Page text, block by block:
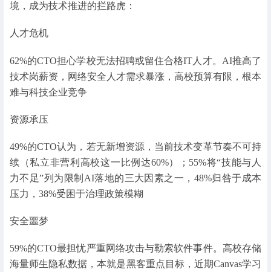
境，成为技术推进的拦路虎：
人才危机
62%的CTO担心学校无法招聘或留住合格IT人才。AI推高了
技术岗薪资，网络安全人才需求暴涨，高校预算有限，根本
难与科技企业竞争
资源承压
49%的CTO认为，若无新增资源，当前技术变革节奏不可持
续（私立非营利高校这一比例达60%）；55%将“技能与人
力不足”列为限制AI落地的三大因素之一，48%归咎于成本
压力，38%受困于治理政策模糊
安全噩梦
59%的CTO最担忧严重网络攻击与勒索软件事件。高校存储
海量师生隐私数据，本就是黑客重点目标，近期Canvas学习